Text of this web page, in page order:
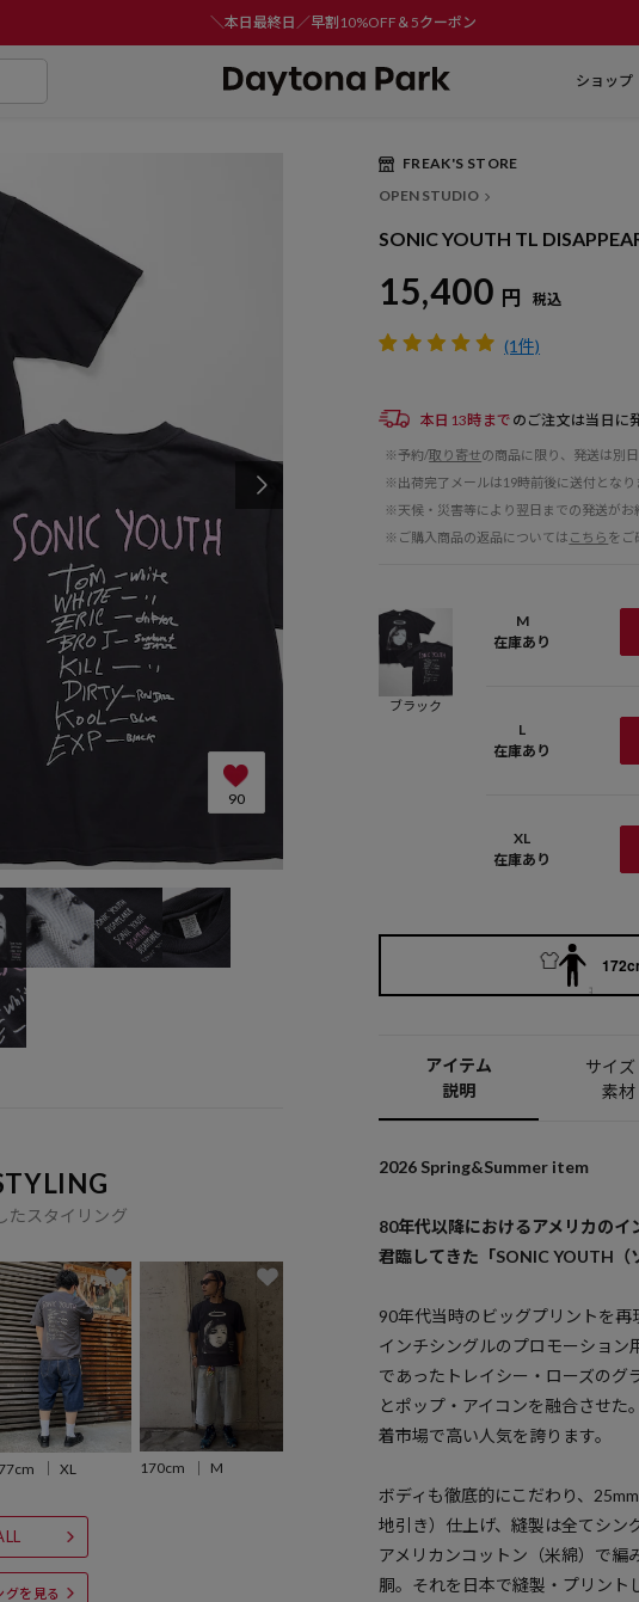
＼本日最終日／早割10%OFF＆5クーポン
ショップ
90
たスタイリング
XL 170cm M
グを見る
FREAK'S STORE
OPEN STUDIO
SONIC YOUTH TL
15,400 円 税込
(1件)
本日13時まで のご注文は当日に
※予約/取り寄せの商品に限り、発送は別日
※出荷完了メールは19時前後に送付となり
※天候・災害等により翌日までの発送がお
※ご購入商品の返品については こちら をご
ブラック
M
在庫あり
L
在庫あり
XL
在庫あり
アイテム
説明
サイズ
素材
2026 Spring&Summer item
80年代以降におけるアメリカの
君臨してきた「SONIC YOUTH（
90年代当時のビッグプリントを
インチシングルのプロモーション
であったトレイシー・ローズの
とポップ・アイコンを融合させ
着市場で高い人気を誇ります。
ボディも徹底的にこだわり、
地引き）仕上げ、縫製は全てシン
アメリカンコットン（米綿）で編
胴。それを日本で縫製・プリント